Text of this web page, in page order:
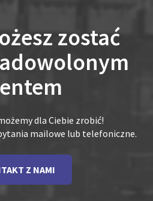
zostać
dla Ciebie zrobić!
mailowe lub telefoniczne.
Z NAMI